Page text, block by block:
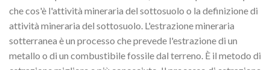
che cos'è l'attività mineraria del sottosuolo o la definizione di
attività mineraria del sottosuolo. L'estrazione mineraria
sotterranea è un processo che prevede l'estrazione di un
metallo o di un combustibile fossile dal terreno. È il metodo di